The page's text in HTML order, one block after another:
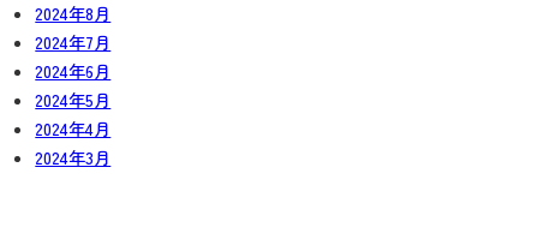
2024年8月
2024年7月
2024年6月
2024年5月
2024年4月
2024年3月